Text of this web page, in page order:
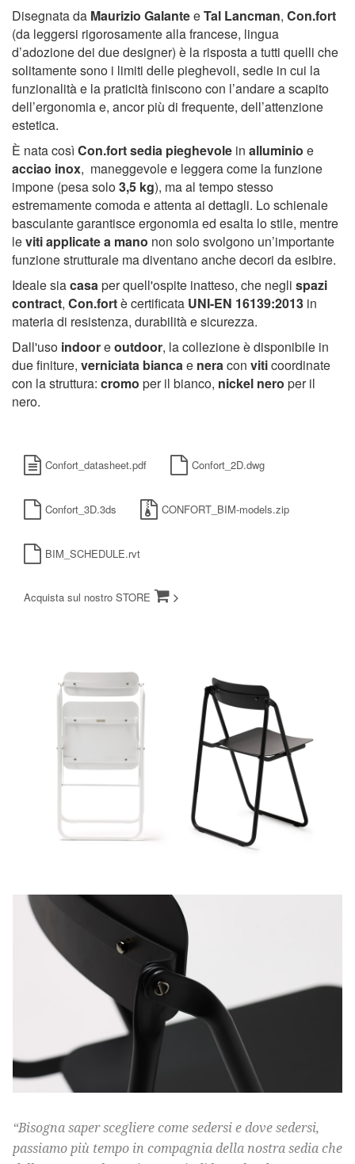
Disegnata da Maurizio GalanteeTal Lancman, Con.fort
(da leggersi rigorosamente alla francese, lingua
d’adozione dei due designer) è la risposta a tutti quelli che
solitamente sono i limiti delle pieghevoli, sedie in cui la
funzionalità e la praticità finiscono con l’andare a scapito
dell’ergonomia e, ancor più di frequente, dell’attenzione
estetica.
È nata così Con.fortsedia pieghevole in alluminio e
acciao inox, maneggevole e leggera come la funzione
impone (pesa solo3,5 kg), ma al tempo stesso
estremamente comoda e attenta ai dettagli. Lo schienale
basculante garantisce ergonomia ed esalta lo stile, mentre
levitiapplicate a mano non solo svolgono un’importante
funzione strutturale ma diventano anche decori da esibire.
Ideale siacasaper quell'ospite inatteso, che negli spazi
contract, Con.fortè certificata UNI-EN 16139:2013 in
materia di resistenza, durabilità e sicurezza.
Dall'uso indooreoutdoor, la collezione è disponibile in
due finiture, verniciata biancae neracon viticoordinate
con la struttura: cromo per il bianco, nickel nero per il
nero.
Confort_datasheet.pdf Confort_2D.dwg
Confort_3D.3ds CONFORT_BIM-models.zip
BIM_SCHEDULE.rvt
Acquista sul nostro STORE
“Bisogna saper scegliere come sedersi e dove sedersi,
passiamo più tempo in compagnia della nostra sedia che